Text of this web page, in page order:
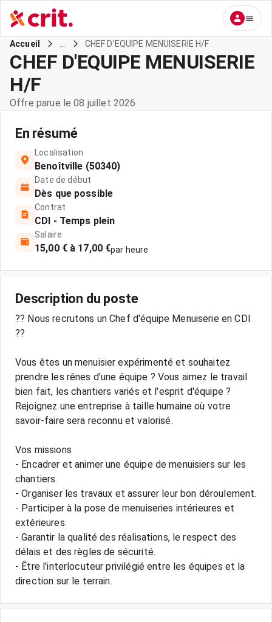
Accueil CHEF D'EQUIPE MENUISERIE H/F
CHEF D'EQUIPE MENUISERIE
H/F
Offre parue le 08 juillet 2026
En résumé
Localisation
Benoîtville (50340)
Date de début
Dès que possible
Contrat
CDI - Temps plein
Salaire
15,00 € à 17,00 €par heure
Description du poste
?? Nous recrutons un Chef d'équipe Menuiserie en CDI
??
Vous êtes un menuisier expérimenté et souhaitez
prendre les rênes d'une équipe ? Vous aimez le travail
bien fait, les chantiers variés et l'esprit d'équipe ?
Rejoignez une entreprise à taille humaine où votre
savoir-faire sera reconnu et valorisé.
Vos missions
- Encadrer et animer une équipe de menuisiers sur les
chantiers.
- Organiser les travaux et assurer leur bon déroulement.
- Participer à la pose de menuiseries intérieures et
extérieures.
- Garantir la qualité des réalisations, le respect des
délais et des règles de sécurité.
- Être l'interlocuteur privilégié entre les équipes et la